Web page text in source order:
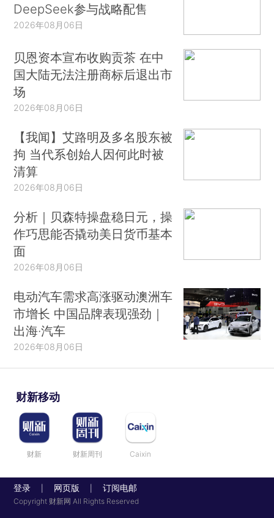
DeepSeek参与战略配售
2026年08月06日
贝恩资本宣布收购贡茶 在中
国大陆无法注册商标后退出市
场
2026年08月06日
【我闻】艾路明及多名股东被
拘 当代系创始人因何此时被
清算
2026年08月06日
分析｜贝森特操盘稳日元，操
作巧思能否撬动美日货币基本
面
2026年08月06日
电动汽车需求高涨驱动澳洲车
市增长 中国品牌表现强劲｜
出海·汽车
2026年08月06日
财新移动
财新 财新周刊 Caixin
登录 网页版 订阅电邮
Copyright 财新网 All Rights Reserved